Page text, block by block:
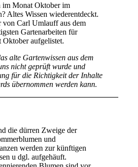
im Monat Oktober im
Altes Wissen wiederentdeckt.
von Carl Umlauff aus dem
Gartenarbeiten für
Oktober aufgelistet.
alte Gartenwissen aus dem
nicht geprüft wurde und
für die Richtigkeit der Inhalte
übernommen werden kann.
die dürren Zweige der
und
werden zur künftigen
u dgl. aufgehäuft.